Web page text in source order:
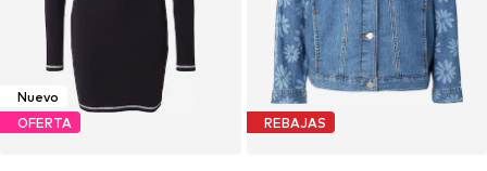
Nuevo
OFERTA
REBAJAS